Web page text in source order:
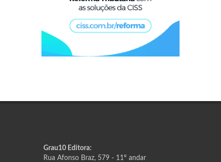
Grau10 Editora:
Rua Afonso Braz, 579 - 11º andar